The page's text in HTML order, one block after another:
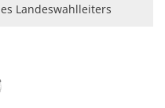
Landeswahlleiters